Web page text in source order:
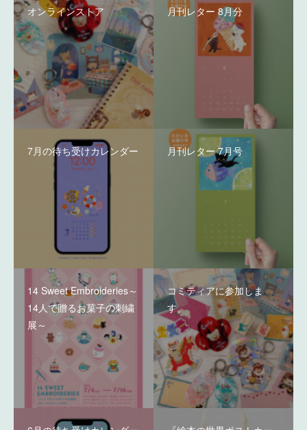
オンラインストア 月刊レター 8月分
7月の待ち受けカレンダー 月刊レター 7月号
14 Sweet Embroideries～
14人で贈るお菓子の刺繍
展～
コミティアに参加しま
す。